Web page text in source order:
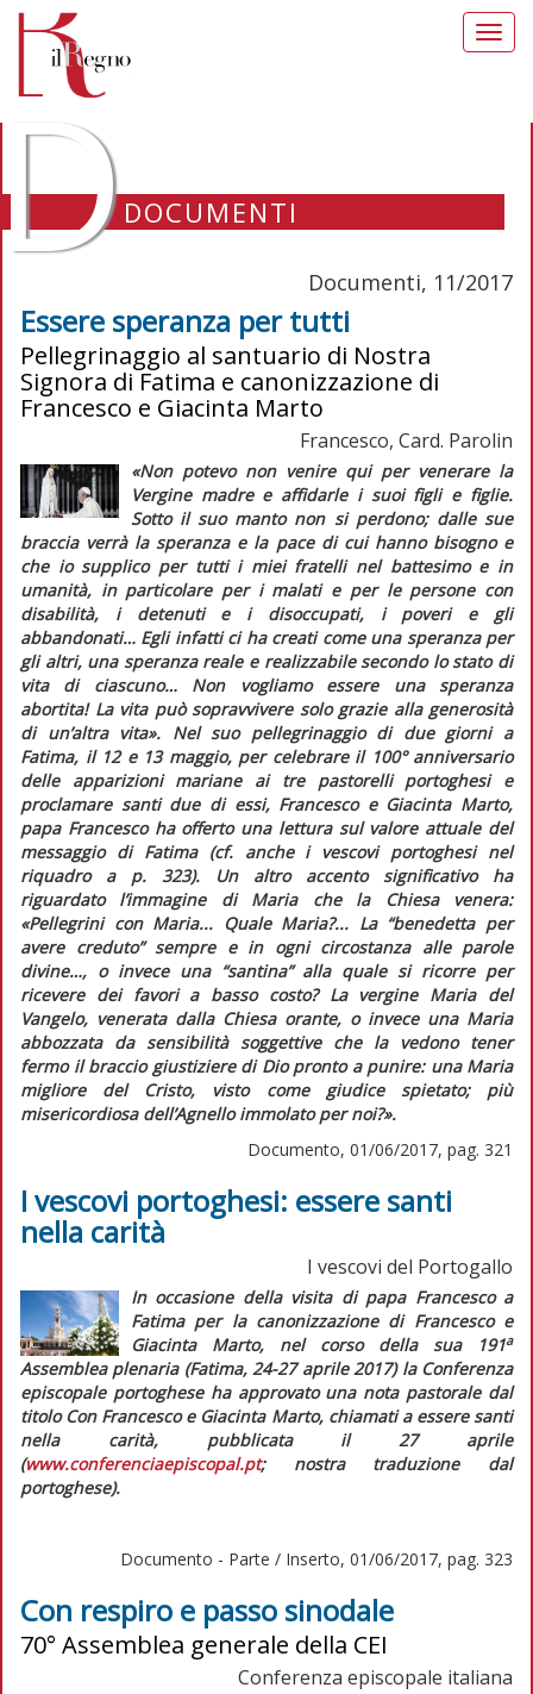
DOCUMENTI
Documenti, 11/2017
Essere speranza per tutti
Pellegrinaggio al santuario di Nostra
Signora di Fatima e canonizzazione di
Francesco e Giacinta Marto
Francesco, Card. Parolin
«Non potevo non venire qui per venerare la
Vergine madre e affidarle i suoi figli e figlie.
Sotto il suo manto non si perdono; dalle sue
braccia verrà la speranza e la pace di cui hanno bisogno e
che io supplico per tutti i miei fratelli nel battesimo e in
umanità, in particolare per i malati e per le persone con
disabilità, i detenuti e i disoccupati, i poveri e gli
abbandonati… Egli infatti ci ha creati come una speranza per
gli altri, una speranza reale e realizzabile secondo lo stato di
vita di ciascuno… Non vogliamo essere una speranza
abortita! La vita può sopravvivere solo grazie alla generosità
di un’altra vita». Nel suo pellegrinaggio di due giorni a
Fatima, il 12 e 13 maggio, per celebrare il 100° anniversario
delle apparizioni mariane ai tre pastorelli portoghesi e
proclamare santi due di essi, Francesco e Giacinta Marto,
papa Francesco ha offerto una lettura sul valore attuale del
messaggio di Fatima (cf. anche i vescovi portoghesi nel
riquadroa p. 323). Un altro accento significativo ha
riguardato l’immagine di Maria che la Chiesa venera:
«Pellegrini con Maria... Quale Maria?... La “benedetta per
avere creduto” sempre e in ogni circostanza alle parole
divine…, o invece una “santina” alla quale si ricorre per
ricevere dei favori a basso costo? La vergine Maria del
Vangelo, venerata dalla Chiesa orante, o invece una Maria
abbozzata da sensibilità soggettive che la vedono tener
fermo il braccio giustiziere di Dio pronto a punire: una Maria
migliore del Cristo, visto come giudice spietato; più
misericordiosa dell’Agnello immolato per noi?».
Documento, 01/06/2017, pag. 321
I vescovi portoghesi: essere santi
nella carità
I vescovi del Portogallo
In occasione della visita di papa Francesco a
Fatima per la canonizzazione di Francesco e
Giacinta Marto, nel corso della sua 191a
Assemblea plenaria (Fatima, 24-27 aprile 2017) la Conferenza
episcopale portoghese ha approvato una nota pastorale dal
titolo Con Francesco e Giacinta Marto, chiamati a essere santi
nella carità, pubblicata il 27 aprile
(www.conferenciaepiscopal.pt; nostra traduzione dal
portoghese).
Documento - Parte / Inserto, 01/06/2017, pag. 323
Con respiro e passo sinodale
70° Assemblea generale della CEI
Conferenza episcopale italiana